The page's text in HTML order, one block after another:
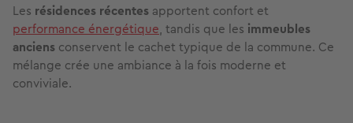
Les résidences récentes apportent confort et
performance énergétique, tandis que les immeubles
anciens conservent le cachet typique de la commune. Ce
mélange crée une ambiance à la fois moderne et
conviviale.